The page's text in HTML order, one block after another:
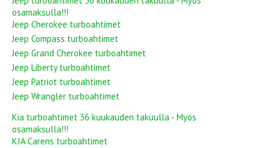
osamaksulla!!!
Jeep Cherokee turboahtimet
Jeep Compass turboahtimet
Jeep Grand Cherokee turboahtimet
Jeep Liberty turboahtimet
Jeep Patriot turboahtimet
Jeep Wrangler turboahtimet
Kia turboahtimet 36 kuukauden takuulla - Myös
osamaksulla!!!
KIA Carens turboahtimet